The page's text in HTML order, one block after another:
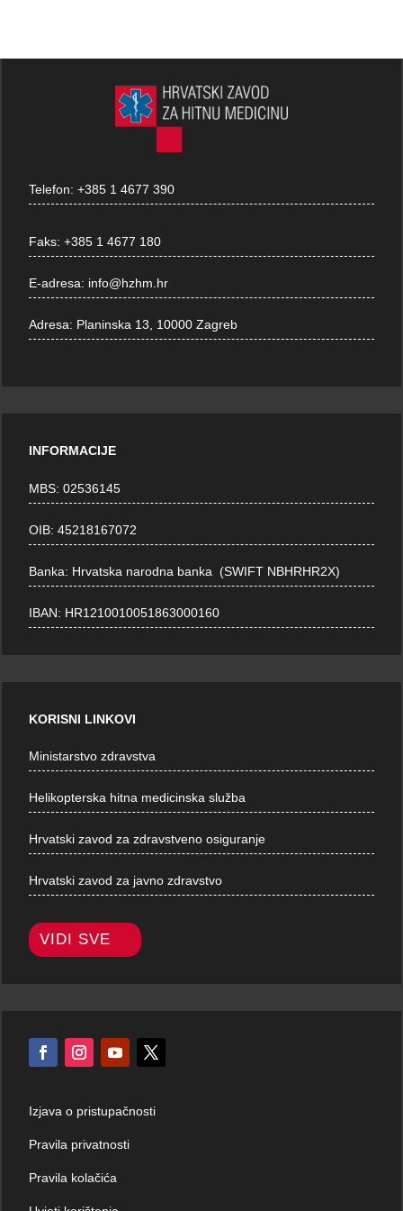
Telefon:+385 1 4677 390
Faks:+385 1 4677 180
E-adresa: info@hzhm.hr
Adresa: Planinska 13, 10000 Zagreb
INFORMACIJE
MBS: 02536145
OIB: 45218167072
Banka: Hrvatska narodna banka (SWIFT NBHRHR2X)
IBAN: HR1210010051863000160
KORISNI LINKOVI
Ministarstvo zdravstva
Helikopterska hitna medicinska služba
Hrvatski zavod za zdravstveno osiguranje
Hrvatski zavod za javno zdravstvo
VIDI SVE
Izjava o pristupačnosti
Pravila privatnosti
Pravila kolačića